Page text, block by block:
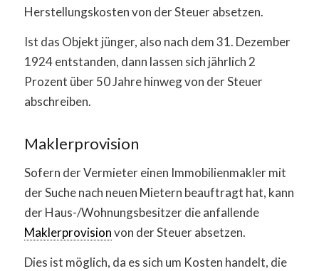
Herstellungskosten von der Steuer absetzen.
Ist das Objekt jünger, also nach dem 31. Dezember
1924 entstanden, dann lassen sich jährlich 2
Prozent über 50 Jahre hinweg von der Steuer
abschreiben.
Maklerprovision
Sofern der Vermieter einen Immobilienmakler mit
der Suche nach neuen Mietern beauftragt hat, kann
der Haus-/Wohnungsbesitzer die anfallende
Maklerprovisionvon der Steuer absetzen.
Dies ist möglich, da es sich um Kosten handelt, die